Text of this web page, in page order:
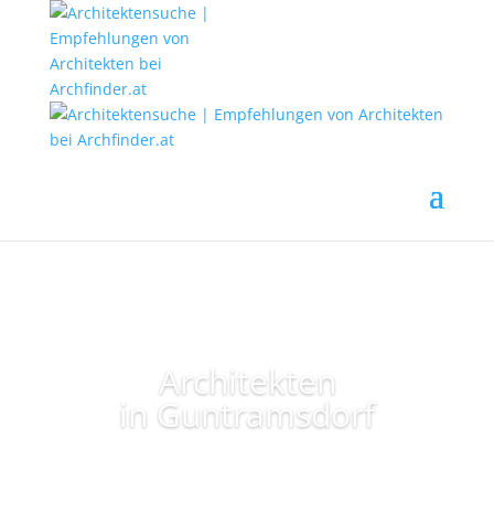
Architekten
in Guntramsdorf